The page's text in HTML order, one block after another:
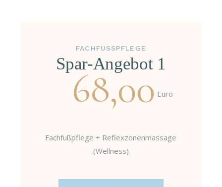
FACHFUSSPFLEGE
Spar-Angebot 1
68,00 Euro
Fachfußpflege + Reflexzonenmassage
(Wellness)